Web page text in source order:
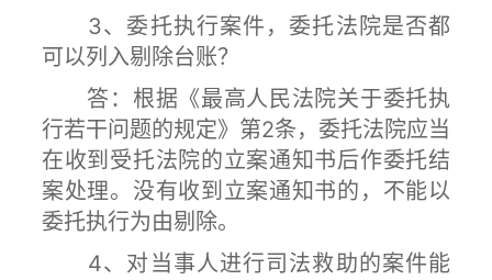
3、委托执行案件，委托法院是否都
可以列入剔除台账？
答：根据《最高人民法院关于委托执
行若干问题的规定》第2条，委托法院应当
在收到受托法院的立案通知书后作委托结
案处理。没有收到立案通知书的，不能以
委托执行为由剔除。
4、对当事人进行司法救助的案件能